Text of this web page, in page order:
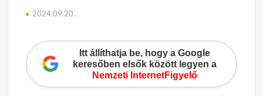
2024.09.20.
Itt állíthatja be, hogy a Google
keresőben elsők között legyen a
Nemzeti InternetFigyelő